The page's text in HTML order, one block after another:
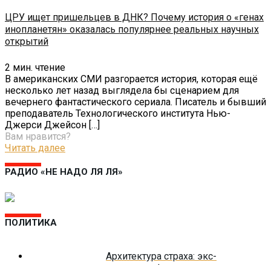
ЦРУ ищет пришельцев в ДНК? Почему история о «генах
инопланетян» оказалась популярнее реальных научных
открытий
2 мин. чтение
В американских СМИ разгорается история, которая ещё
несколько лет назад выглядела бы сценарием для
вечернего фантастического сериала. Писатель и бывший
преподаватель Технологического института Нью-
Джерси Джейсон […]
Вам нравится?
Читать далее
РАДИО «НЕ НАДО ЛЯ ЛЯ»
ПОЛИТИКА
Архитектура страха: экс-